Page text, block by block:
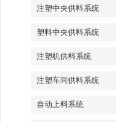
注塑中央供料系统
塑料中央供料系统
注塑机供料系统
注塑车间供料系统
自动上料系统